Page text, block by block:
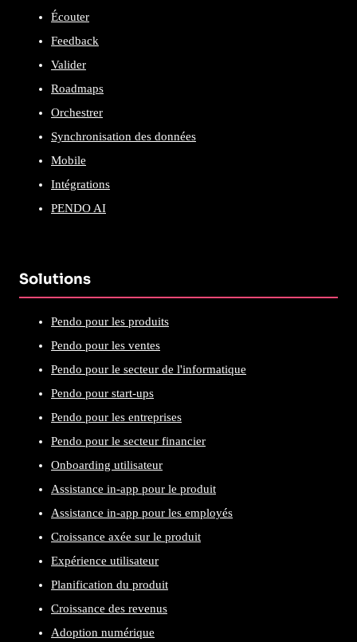
Écouter
Feedback
Valider
Roadmaps
Orchestrer
Synchronisation des données
Mobile
Intégrations
PENDO AI
Solutions
Pendo pour les produits
Pendo pour les ventes
Pendo pour le secteur de l'informatique
Pendo pour start-ups
Pendo pour les entreprises
Pendo pour le secteur financier
Onboarding utilisateur
Assistance in-app pour le produit
Assistance in-app pour les employés
Croissance axée sur le produit
Expérience utilisateur
Planification du produit
Croissance des revenus
Adoption numérique